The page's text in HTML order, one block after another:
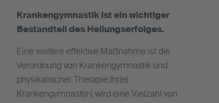
Krankengymnastik ist ein wichtiger
Bestandteil des Heilungserfolges.
Eine weitere effektive Maßnahme ist die
Verordnung von Krankengymnastik und
physikalischer Therapie.Ihr(e)
Krankengymnast(in) wird eine Vielzahl von